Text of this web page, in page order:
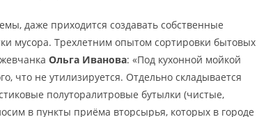
даже приходится создавать собственные
мусора. Трехлетним опытом сортировки бытовых
Ольга Иванова: «Под кухонной мойкой
что не утилизируется. Отдельно складывается
полуторалитровые бутылки (чистые,
в пункты приёма вторсырья, которых в городе